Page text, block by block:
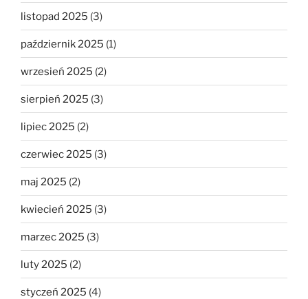
listopad 2025 (3)
październik 2025 (1)
wrzesień 2025 (2)
sierpień 2025 (3)
lipiec 2025 (2)
czerwiec 2025 (3)
maj 2025 (2)
kwiecień 2025 (3)
marzec 2025 (3)
luty 2025 (2)
styczeń 2025 (4)